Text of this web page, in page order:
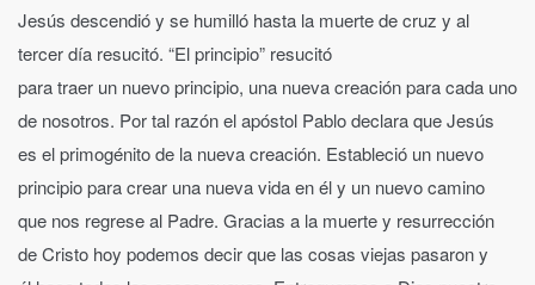
Jesús descendió y se humilló hasta la muerte de cruz y al
tercer día resucitó. “El principio” resucitó
para traer un nuevo principio, una nueva creación para cada uno
de nosotros. Por tal razón el apóstol Pablo declara que Jesús
es el primogénito de la nueva creación. Estableció un nuevo
principio para crear una nueva vida en él y un nuevo camino
que nos regrese al Padre. Gracias a la muerte y resurrección
de Cristo hoy podemos decir que las cosas viejas pasaron y